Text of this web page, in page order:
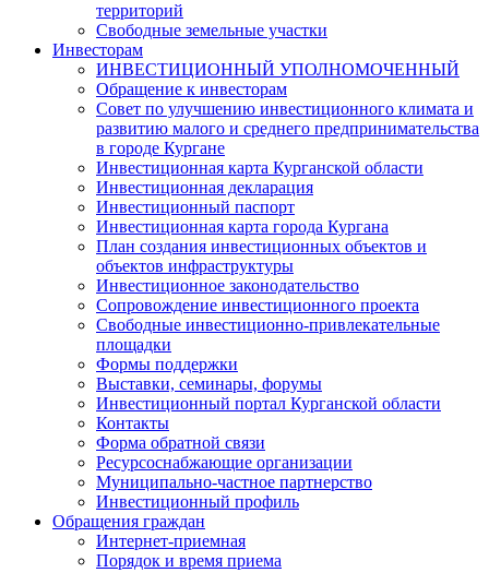
территорий
Свободные земельные участки
Инвесторам
ИНВЕСТИЦИОННЫЙ УПОЛНОМОЧЕННЫЙ
Обращение к инвесторам
Совет по улучшению инвестиционного климата и
развитию малого и среднего предпринимательства
в городе Кургане
Инвестиционная карта Курганской области
Инвестиционная декларация
Инвестиционный паспорт
Инвестиционная карта города Кургана
План создания инвестиционных объектов и
объектов инфраструктуры
Инвестиционное законодательство
Сопровождение инвестиционного проекта
Свободные инвестиционно-привлекательные
площадки
Формы поддержки
Выставки, семинары, форумы
Инвестиционный портал Курганской области
Контакты
Форма обратной связи
Ресурсоснабжающие организации
Муниципально-частное партнерство
Инвестиционный профиль
Обращения граждан
Интернет-приемная
Порядок и время приема